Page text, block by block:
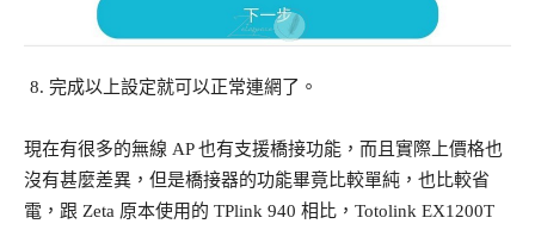
完成以上設定就可以正常連網了。
現在有很多的無線 AP 也有支援橋接功能，而且實際上價格也
沒有甚麼差異，但是橋接器的功能畢竟比較單純，也比較省
電，跟 Zeta 原本使用的 TPlink 940 相比，Totolink EX1200T